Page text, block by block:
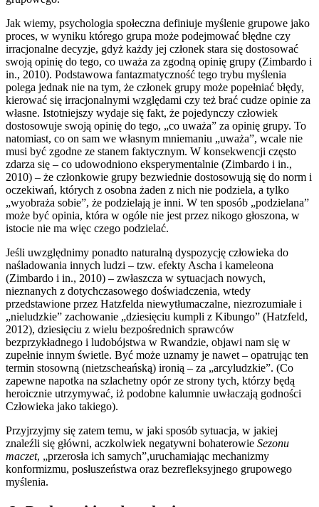
Jak wiemy, psychologia społeczna definiuje myślenie grupowe jako
proces, w wyniku którego grupa może podejmować błędne czy
irracjonalne decyzje, gdyż każdy jej członek stara się dostosować
swoją opinię do tego, co uważa za zgodną opinię grupy (Zimbardo i
in., 2010). Podstawowa fantazmatyczność tego trybu myślenia
polega jednak nie na tym, że członek grupy może popełniać błędy,
kierować się irracjonalnymi względami czy też brać cudze opinie za
własne. Istotniejszy wydaje się fakt, że pojedynczy człowiek
dostosowuje swoją opinię do tego, „co uważa” za opinię grupy. To
natomiast, co on sam we własnym mniemaniu „uważa”, wcale nie
musi być zgodne ze stanem faktycznym. W konsekwencji często
zdarza się – co udowodniono eksperymentalnie (Zimbardo i in.,
2010) – że członkowie grupy bezwiednie dostosowują się do norm i
oczekiwań, których z osobna żaden z nich nie podziela, a tylko
„wyobraża sobie”, że podzielają je inni. W ten sposób „podzielana”
może być opinia, która w ogóle nie jest przez nikogo głoszona, w
istocie nie ma więc czego podzielać.
Jeśli uwzględnimy ponadto naturalną dyspozycję człowieka do
naśladowania innych ludzi – tzw. efekty Ascha i kameleona
(Zimbardo i in., 2010) – zwłaszcza w sytuacjach nowych,
nieznanych z dotychczasowego doświadczenia, wtedy
przedstawione przez Hatzfelda niewytłumaczalne, niezrozumiałe i
„nieludzkie” zachowanie „dziesięciu kumpli z Kibungo” (Hatzfeld,
2012), dziesięciu z wielu bezpośrednich sprawców
bezprzykładnego i ludobójstwa w Rwandzie, objawi nam się w
zupełnie innym świetle. Być może uznamy je nawet – opatrując ten
termin stosowną (nietzscheańską) ironią – za „arcyludzkie”. (Co
zapewne napotka na szlachetny opór ze strony tych, którzy będą
heroicznie utrzymywać, iż podobne kalumnie uwłaczają godności
Człowieka jako takiego).
Przyjrzyjmy się zatem temu, w jaki sposób sytuacja, w jakiej
znaleźli się główni, aczkolwiek negatywni bohaterowie Sezonu
maczet, „przerosła ich samych”,uruchamiając mechanizmy
konformizmu, posłuszeństwa oraz bezrefleksyjnego grupowego
myślenia.